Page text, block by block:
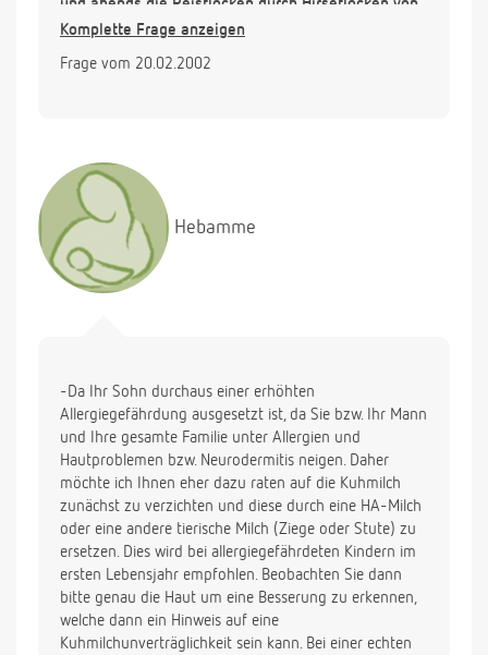
und abends die Reisflocken durch Hirseflocken von
Holle ersetzt und jeder Mahlzeit ca. 1-2TL
Dauer? Unser Sohn ist z. Zt. 70cm lang und wiegt
genau kommen? Kann das noch mehr werden?
In unserer Familie gibt er viele Allergien (ich habe
sehr trockene, flechtige Haut (in meiner Familie gibt
es auch Neurodermitis) mein Mann hat
Heuschnupfen, wie auch seine Mutter sehr stark).
Daher habe ich den Milchbrei auch mit HA 1 von
OK? Wann sollte ich abends dann wieder mit dem
Löffeln beginnen? Muss ich dem Brei Öl zufügen?
Außerdem überlege ich, voll abzustillen, damit ich
unabhängiger bin, habe aber Bedenken wegen der
Allergien. Ich würde ja die Stillmahlzeiten in
Flaschenmahlzeiten "umwandeln"... Ist davon
vielleicht doch abzuraten? Falls ich damit doch
anfangen sollte, wie schnell kann/sollte man das
machen? Wie viele Mahlzeiten bekommt er dann?
Vielen Dank schonmal für die Antworten.
Lieben Gruß
Komplette Frage anzeigen
Frage vom 20.02.2002
Hebamme
-Da Ihr Sohn durchaus einer erhöhten
Allergiegefährdung ausgesetzt ist, da Sie bzw. Ihr Mann
und Ihre gesamte Familie unter Allergien und
Hautproblemen bzw. Neurodermitis neigen. Daher
möchte ich Ihnen eher dazu raten auf die Kuhmilch
zunächst zu verzichten und diese durch eine HA-Milch
oder eine andere tierische Milch (Ziege oder Stute) zu
ersetzen. Dies wird bei allergiegefährdeten Kindern im
ersten Lebensjahr empfohlen. Beobachten Sie dann
bitte genau die Haut um eine Besserung zu erkennen,
welche dann ein Hinweis auf eine
Kuhmilchunverträglichkeit sein kann. Bei einer echten